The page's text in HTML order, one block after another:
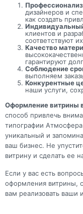
дизайнеров и
как создать
клиентов и
соответствуют
Качество
гарантируют
Соблюдение
выполняем
Конкурентные
наши услуги,
Оформление витрины
способ привлечь
типографии
уникальный и
ваш бизнес. Не
витрину и сделать ее
Если у вас есть
оформления витрины,
вам реализовать ваши